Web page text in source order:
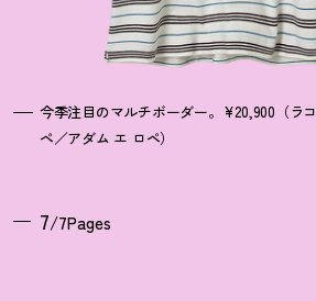
今季注目のマルチボーダー。¥20,900（ラ
ペ／アダム エ ロペ）
7/7Pages